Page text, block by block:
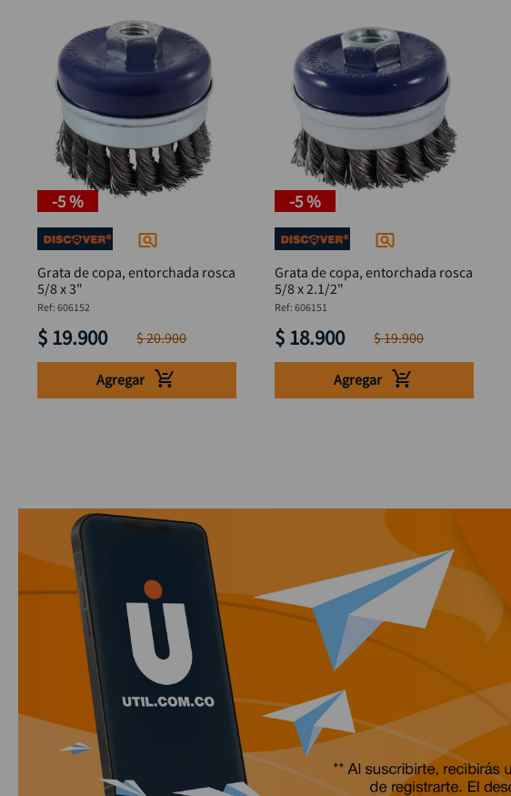
-5 %
Grata de copa, entorchada rosca
5/8 x 3"
: 606152
$ 19.900 $20.900
Agregar
-5 %
Grata de copa, entorchada rosca
5/8 x 2.1/2"
: 606151
$ 18.900 $19.900
Agregar